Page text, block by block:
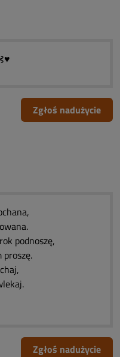
Zgłoś nadużycie
podnoszę,
proszę.
Zgłoś nadużycie